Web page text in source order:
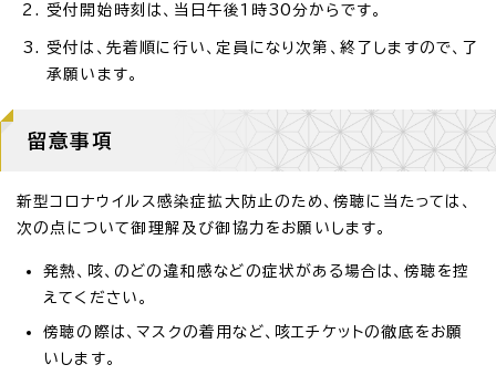
受付開始時刻は、当日午後1時30分からです。
受付は、先着順に行い、定員になり次第、終了しますので、了
承願います。
留意事項
新型コロナウイルス感染症拡大防止のため、傍聴に当たっては、
次の点について御理解及び御協力をお願いします。
発熱、咳、のどの違和感などの症状がある場合は、傍聴を控
えてください。
傍聴の際は、マスクの着用など、咳エチケットの徹底をお願
いします。